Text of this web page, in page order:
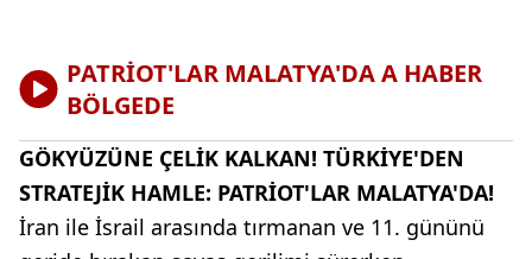
PATRİOT'LAR MALATYA'DA A HABER
BÖLGEDE
GÖKYÜZÜNE ÇELİK KALKAN! TÜRKİYE'DEN
STRATEJİK HAMLE: PATRİOT'LAR MALATYA'DA!
İran ile İsrail arasında tırmanan ve 11. gününü